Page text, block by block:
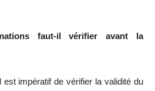
faut-il vérifier avant la
est impératif de vérifier la validité du